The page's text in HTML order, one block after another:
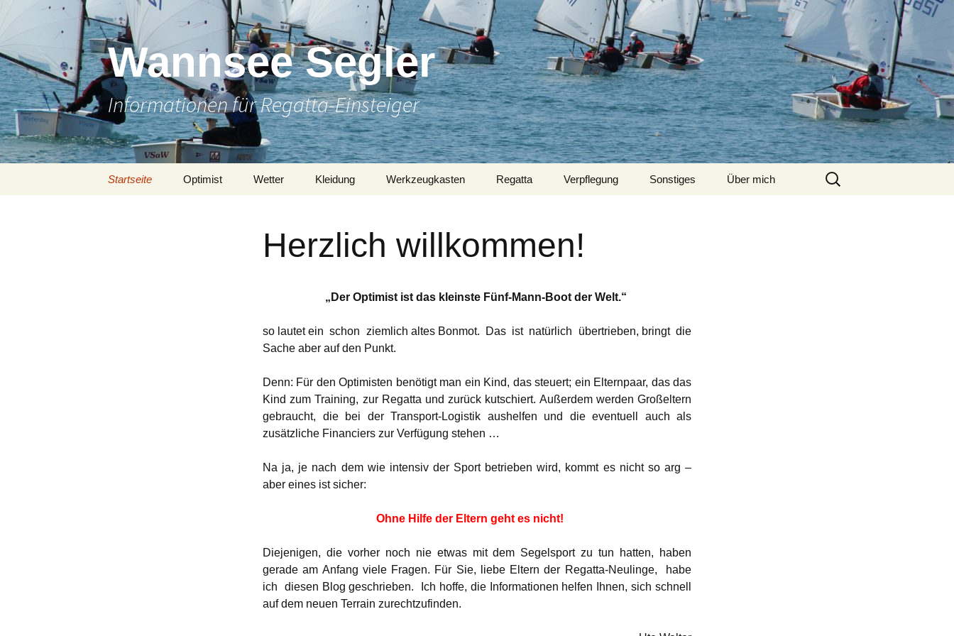
Wannsee Segler
Informationen für Regatta-Einsteiger
Startseite Optimist Wetter Kleidung Werkzeugkasten Regatta Verpflegung Sonstiges Über mich
Suchen
nach:
Herzlich willkommen!
„Der Optimist ist das kleinste Fünf-Mann-Boot der Welt.“
so lautet ein schon ziemlich altes Bonmot. Das ist natürlich übertrieben, bringt die
Sache aber auf den Punkt.
Denn: Für den Optimisten benötigt man ein Kind, das steuert; ein Elternpaar, das das
Kind zum Training, zur Regatta und zurück kutschiert. Außerdem werden Großeltern
gebraucht, die bei der Transport-Logistik aushelfen und die eventuell auch als
zusätzliche Financiers zur Verfügung stehen …
Na ja, je nach dem wie intensiv der Sport betrieben wird, kommt es nicht so arg –
aber eines ist sicher:
Ohne Hilfe der Eltern geht es nicht!
Diejenigen, die vorher noch nie etwas mit dem Segelsport zu tun hatten, haben
gerade am Anfang viele Fragen. Für Sie, liebe Eltern der Regatta-Neulinge, habe
ich diesen Blog geschrieben. Ich hoffe, die Informationen helfen Ihnen, sich schnell
auf dem neuen Terrain zurechtzufinden.